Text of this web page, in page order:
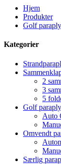
Hjem
Produkter
Golf paraply
Kategorier
2
3
5
Golf paraply
Auto
Omvendt
Særlig